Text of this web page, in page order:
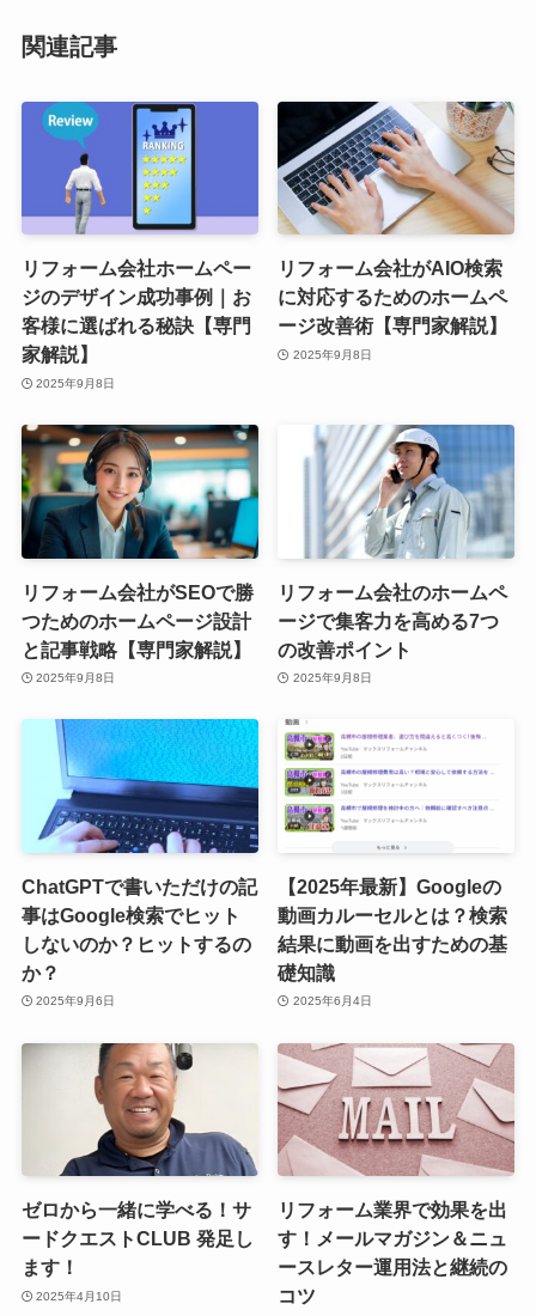
関連記事
リフォーム会社ホームペー
ジのデザイン成功事例｜お
客様に選ばれる秘訣【専門
家解説】
2025年9月8日
リフォーム会社がAIO検索
に対応するためのホームペ
ージ改善術【専門家解説】
2025年9月8日
リフォーム会社がSEOで勝
つためのホームページ設計
と記事戦略【専門家解説】
2025年9月8日
リフォーム会社のホームペ
ージで集客力を高める7つ
の改善ポイント
2025年9月8日
ChatGPTで書いただけの記
事はGoogle検索でヒット
しないのか？ヒットするの
か？
2025年9月6日
【2025年最新】Googleの
動画カルーセルとは？検索
結果に動画を出すための基
礎知識
2025年6月4日
ゼロから一緒に学べる！サ
ードクエストCLUB 発足し
ます！
2025年4月10日
リフォーム業界で効果を出
す！メールマガジン＆ニュ
ースレター運用法と継続の
コツ